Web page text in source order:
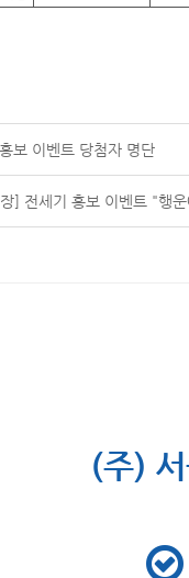
보 이벤트 당첨자 명단
] 전세기 홍보 이벤트 "행
(주)